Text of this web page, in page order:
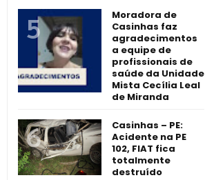
Moradora de
Casinhas faz
agradecimentos
a equipe de
profissionais de
saúde da Unidade
Mista Cecília Leal
de Miranda
Casinhas – PE:
Acidente na PE
102, FIAT fica
totalmente
destruído